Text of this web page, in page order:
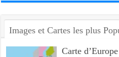
Images et Cartes les plus
Carte